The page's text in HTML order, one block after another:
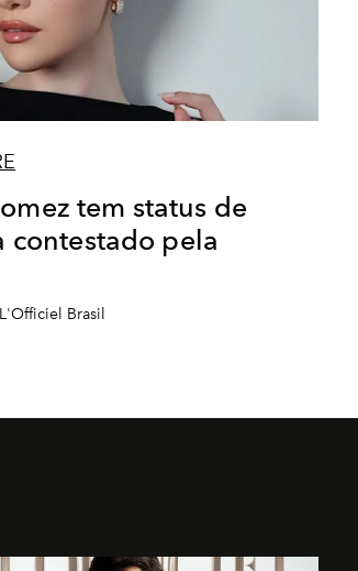
tem status de
contestado pela
Brasil